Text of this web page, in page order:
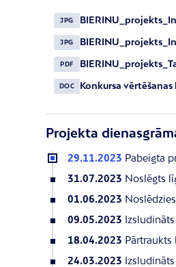
JPG
JPG
PDF
DOC Konkursa
Projekta
29.11.2023 Pabeigta
31.07.2023 Noslēgts
01.06.2023
09.05.2023
18.04.2023 Pārtraukts
24.03.2023